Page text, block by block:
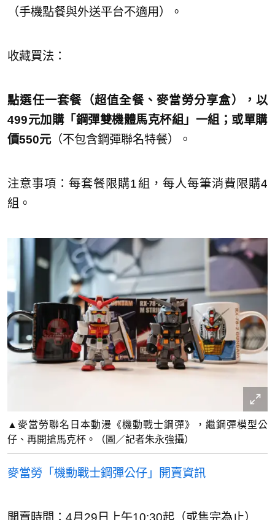
（手機點餐與外送平台不適用）。
收藏買法：
點選任一套餐（超值全餐、麥當勞分享盒），以
499元加購「 鋼彈雙機體馬克杯組」一組；或單購
價550元（不包含鋼彈聯名特餐）。
注意事項：每套餐限購1組，每人每筆消費限購4
組。
▲麥當勞聯名日本動漫《機動戰士鋼彈》，繼鋼彈模型公
仔、再開搶馬克杯。（圖／記者朱永強攝）
麥當勞「機動戰士鋼彈公仔」開賣資訊
開賣時間：4月29日上午10:30起（或售完為止）